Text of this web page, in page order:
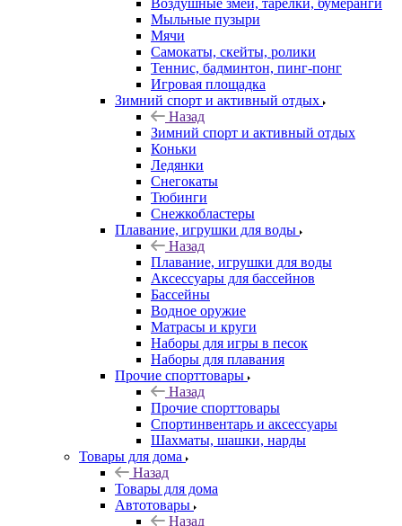
Воздушные змеи, тарелки, бумеранги
Мыльные пузыри
Мячи
Самокаты, скейты, ролики
Теннис, бадминтон, пинг-понг
Игровая площадка
Зимний спорт и активный отдых
Назад
Зимний спорт и активный отдых
Коньки
Ледянки
Снегокаты
Тюбинги
Снежкобластеры
Плавание, игрушки для воды
Назад
Плавание, игрушки для воды
Аксессуары для бассейнов
Бассейны
Водное оружие
Матрасы и круги
Наборы для игры в песок
Наборы для плавания
Прочие спорттовары
Назад
Прочие спорттовары
Спортинвентарь и аксессуары
Шахматы, шашки, нарды
Товары для дома
Назад
Товары для дома
Автотовары
Назад